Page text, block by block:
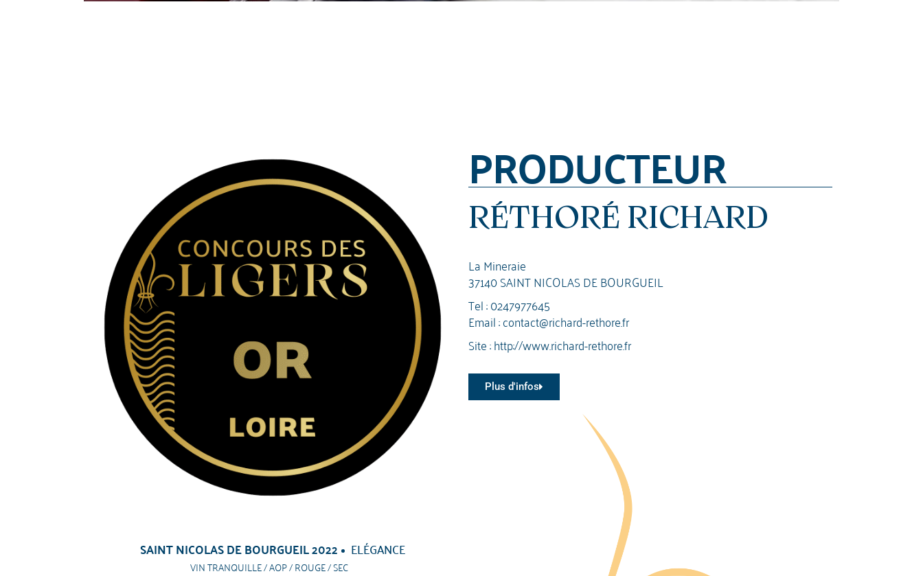
SAINT NICOLAS DE BOURGUEIL 2022 ELÉGANCE
VIN TRANQUILLE / AOP / ROUGE / SEC
PRODUCTEUR
RÉTHORÉ RICHARD
La Mineraie
37140 SAINT NICOLAS DE BOURGUEIL
Tel :0247977645
Email :contact@richard-rethore.fr
Site :http://www.richard-rethore.fr
Plus d'infos